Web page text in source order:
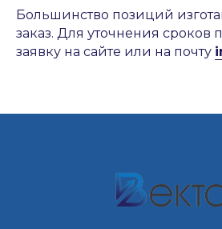
Большинство позиций
заказ. Для уточнения сроков
заявку на сайте или на почту